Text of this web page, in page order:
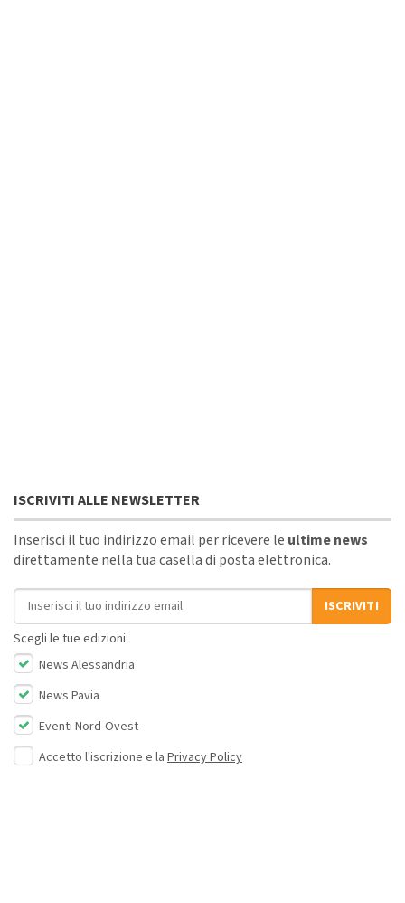
ISCRIVITI ALLE NEWSLETTER
Inserisci il tuo indirizzo email per ricevere le ultime news
direttamente nella tua casella di posta elettronica.
Indirizzo email
ISCRIVITI
Scegli le tue edizioni:
News Alessandria
News Pavia
Eventi Nord-Ovest
Accetto l'iscrizione e la Privacy Policy